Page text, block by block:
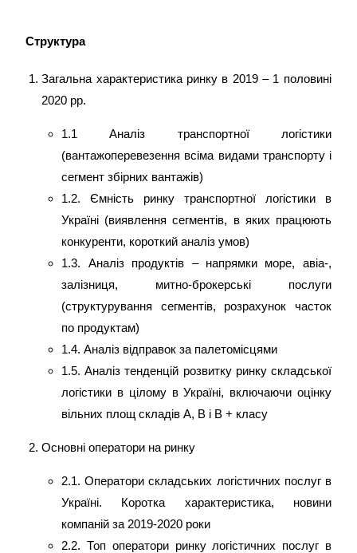
Структура
Загальна характеристика ринку в 2019 – 1 половині
2020 рр.
1.1 Аналіз транспортної логістики
(вантажоперевезення всіма видами транспорту і
сегмент збірних вантажів)
1.2. Ємність ринку транспортної логістики в
Україні (виявлення сегментів, в яких працюють
конкуренти, короткий аналіз умов)
1.3. Аналіз продуктів – напрямки море, авіа-,
залізниця, митно-брокерські послуги
(структурування сегментів, розрахунок часток
по продуктам)
1.4. Аналіз відправок за палетомісцями
1.5. Аналіз тенденцій розвитку ринку складської
логістики в цілому в Україні, включаючи оцінку
вільних площ складів А, В і В + класу
Основні оператори на ринку
2.1. Оператори складських логістичних послуг в
Україні. Коротка характеристика, новини
компаній за 2019-2020 роки
2.2. Топ оператори ринку логістичних послуг в